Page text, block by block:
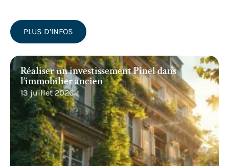
Réaliser un investissement Pinel dans
l’immobilier ancien
13 juillet 2026
PLUS D’INFOS